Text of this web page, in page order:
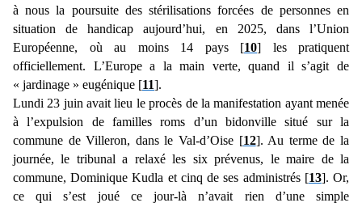
à nous la poursuite des stérilisations forcées de personnes en
situation de handicap aujourd’hui, en 2025, dans l’Union
Européenne, où au moins 14 pays [10] les pratiquent
officiellement. L’Europe a la main verte, quand il s’agit de
« jardinage » eugénique [11].
Lundi 23 juin avait lieu le procès de la manifestation ayant menée
à l’expulsion de familles roms d’un bidonville situé sur la
commune de Villeron, dans le Val-d’Oise [12]. Au terme de la
journée, le tribunal a relaxé les six prévenus, le maire de la
commune, Dominique Kudla et cinq de ses administrés [13]. Or,
ce qui s’est joué ce jour-là n’avait rien d’une simple